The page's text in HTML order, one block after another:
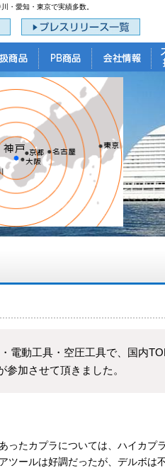
・愛知・東京で実績多数。
電動工具・空圧工具で、国内
参加させて頂きました。
ったカプラについては、ハイカプ
ールは好調だったが、デルボは不